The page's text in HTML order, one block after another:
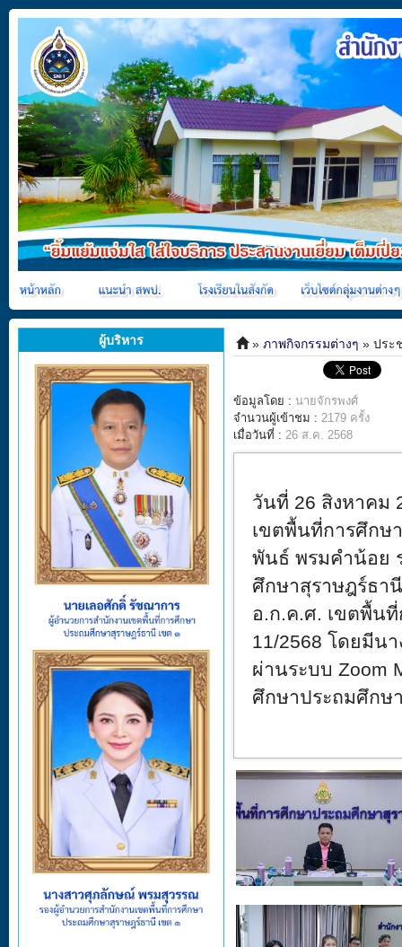
ผู้บริหาร » ภาพกิจกรรมต่างๆ » ประ
ข้อมูลโดย : นายจักรพงศ์
จำนวนผู้เข้าชม : 2179 ครั้ง
เมื่อวันที่ : 26 ส.ค. 2568
วันที่ 26 สิงหาคม
เขตพื้นที่การศึกษ
พันธ์ พรมคำน้อย
ศึกษาสุราษฎร์ธา
อ.ก.ค.ศ. เขตพื้น
11/2568 โดยมีนา
ผ่านระบบ Zoom
ศึกษาประถมศึกษ